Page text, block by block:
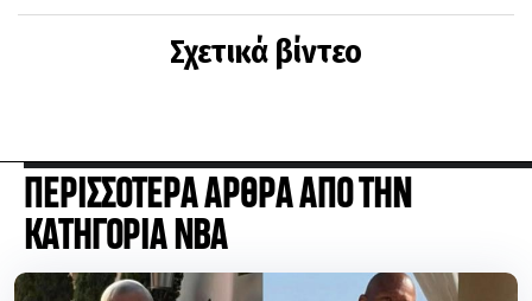
Σχετικά βίντεο
ΠΕΡΙΣΣΟΤΕΡΑ ΑΡΘΡΑ ΑΠΟ ΤΗΝ
ΚΑΤΗΓΟΡΙΑ NBA